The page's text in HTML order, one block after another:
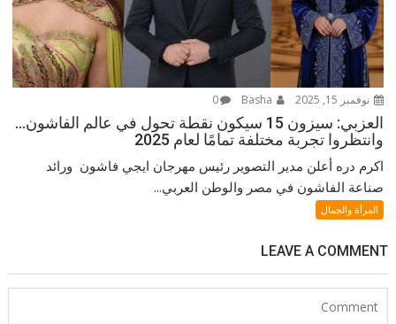
نوفمبر 15, 2025 0
العزبي: سيزون 15 سيكون نقطة تحول في عالم الفاشون…
وانتظروا تجربة مختلفة تمامًا لعام 2025
اكرم دره أعلن مدير التصوير رئيس مهرجان ايجي فاشون ورائد
صناعة الفاشون في مصر والوطن العربي...
المرأة والجمال
LEAVE A COMMENT